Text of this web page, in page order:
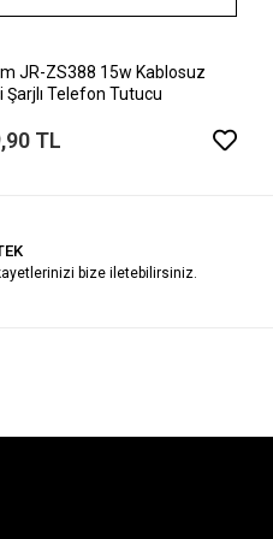
JR-ZS388 15w Kablosuz
Şarjlı Telefon Tutucu
TL
bize iletebilirsiniz.